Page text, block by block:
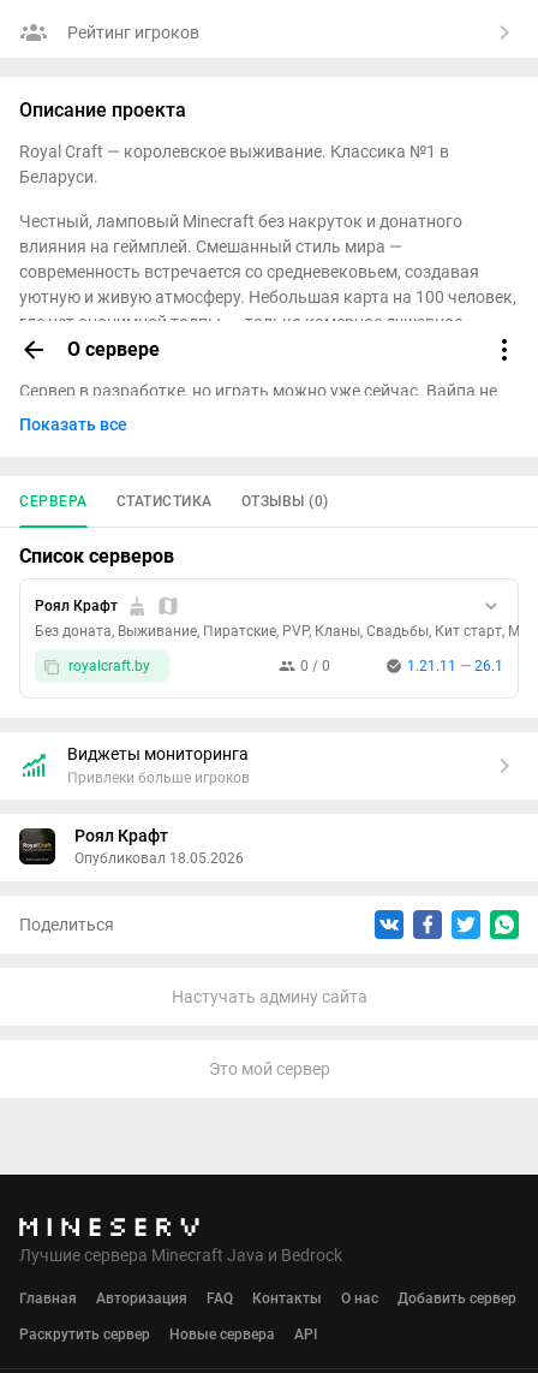
О сервере
Рейтинг игроков
Описание проекта
Royal Craft — королевское выживание. Классика №1 в
Беларуси.
Честный, ламповый Minecraft без накруток и донатного
влияния на геймплей. Смешанный стиль мира —
современность встречается со средневековьем, создавая
уютную и живую атмосферу. Небольшая карта на 100 человек,
где нет анонимной толпы, — только камерное душевное
сообщество.
Сервер в разработке, но играть можно уже сейчас. Вайпа не
будет — всё, что вы построите, останется с вами навсегда.
косметические випки, которые ничего не решают в
Показать все
СЕРВЕРА СТАТИСТИКА ОТЗЫВЫ (0)
Список серверов
Роял Крафт
Без доната, Выживание, Пиратские, PVP, Кланы, Свадьбы, Кит старт,
0 / 0 1.21.11 — 26.1
royalcraft.by
Виджеты мониторинга
Привлеки больше игроков
Роял Крафт
Опубликовал 18.05.2026
Поделиться
Настучать админу сайта
Это мой сервер
Лучшие сервера Minecraft Java и Bedrock
Главная Авторизация FAQ Контакты О нас Добавить сервер
Раскрутить сервер Новые сервера API